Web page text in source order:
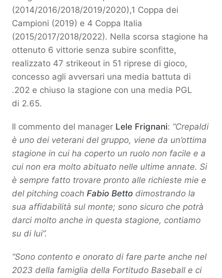
(2014/2016/2018/2019/2020),1 Coppa dei
Campioni (2019) e 4 Coppa Italia
(2015/2017/2018/2022). Nella scorsa stagione ha
ottenuto 6 vittorie senza subire sconfitte,
realizzato 47 strikeout in 51 riprese di gioco,
concesso agli avversari una media battuta di
.202 e chiuso la stagione con una media PGL
di 2.65.
Il commento del manager Lele Frignani: “Crepaldi
è uno dei veterani del gruppo, viene da un’ottima
stagione in cui ha coperto un ruolo non facile e a
cui non era molto abituato nelle ultime annate. Si
è sempre fatto trovare pronto alle richieste mie e
del pitching coach Fabio Betto dimostrando la
sua affidabilità sul monte; sono sicuro che potrà
darci molto anche in questa stagione, contiamo
su di lui”.
“Sono contento e onorato di fare parte anche nel
2023 della famiglia della Fortitudo Baseball e ci